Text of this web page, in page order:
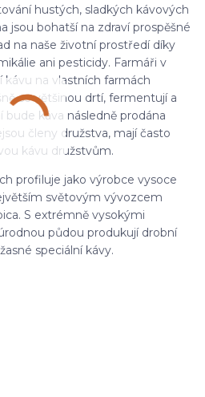
hustých, sladkých kávových
jsou bohatší na zdraví prospěšné
na naše životní prostředí díky
ani pesticidy. Farmáři v
kávu na vlastních farmách
se většinou drtí, fermentují a
bude káva následně prodána
členy družstva, mají často
kávu družstvům.
profiluje jako výrobce vysoce
světovým vývozcem
S extrémně vysokými
půdou produkují drobní
speciální kávy.